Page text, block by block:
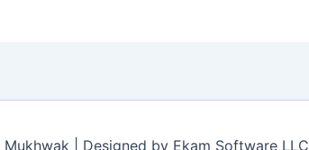
| Designed by Ekam Software LLC